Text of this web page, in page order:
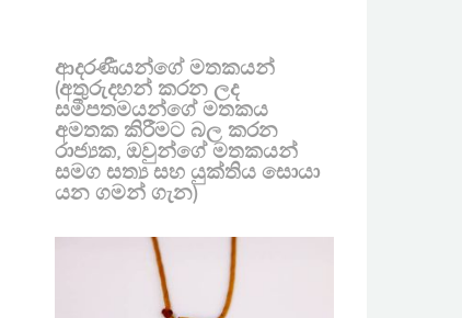
ආදරණීයන්ගේ මතකයන්
(අතුරුදහන් කරන ලද
සමීපතමයන්ගේ මතකය
අමතක කිරීමට බල කරන
රාජ්‍යක, ඔවුන්ගේ මතකයන්
සමග සත්‍ය සහ යුක්තිය සොයා
යන ගමන් ගැන)